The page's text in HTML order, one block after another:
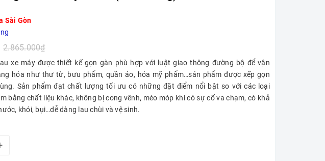
Sài Gòn
2.865.000₫
xe máy được thiết kế gọn gàn phù hợp với luật giao thông đường bộ để vận
hóa như thư từ, bưu phẩm, quần áo, hóa mỹ phẩm…sản phẩm được xếp gọn
Sản phẩm đạt chất lượng tối ưu có những đặt điểm nổi bật so với các loại
bằng chất liệu khác, không bị cong vênh, méo móp khi có sự cố va chạm, có khả
khói, bụi…dễ dàng lau chùi và vệ sinh.